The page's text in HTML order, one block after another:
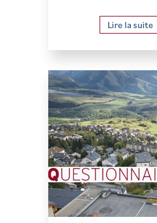
Lire la suite